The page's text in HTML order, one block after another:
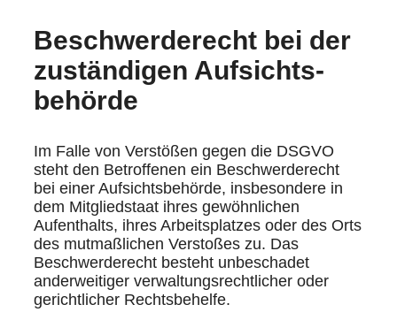
Beschwerde­recht bei der
zuständigen Aufsichts­
behörde
Im Falle von Verstößen gegen die DSGVO
steht den Betroffenen ein Beschwerderecht
bei einer Aufsichtsbehörde, insbesondere in
dem Mitgliedstaat ihres gewöhnlichen
Aufenthalts, ihres Arbeitsplatzes oder des Orts
des mutmaßlichen Verstoßes zu. Das
Beschwerderecht besteht unbeschadet
anderweitiger verwaltungsrechtlicher oder
gerichtlicher Rechtsbehelfe.